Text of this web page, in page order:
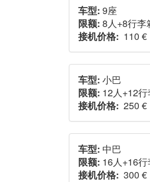
车型: 9座
限额: 8人+8行李
接机价格: 110 €
车型: 小巴
限额: 12人+12行
接机价格: 250 €
车型: 中巴
限额: 16人+16行
接机价格: 300 €